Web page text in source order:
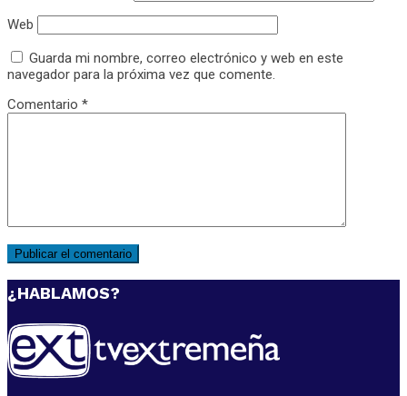
Web
Guarda mi nombre, correo electrónico y web en este
navegador para la próxima vez que comente.
Comentario *
¿HABLAMOS?